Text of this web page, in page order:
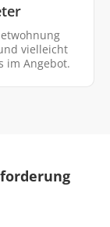
vielleicht
im Angebot.